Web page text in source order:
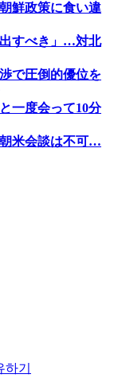
鮮政策に食い違
すべき」…対北
で圧倒的優位を
一度会って10分
米会談は不可…
하기